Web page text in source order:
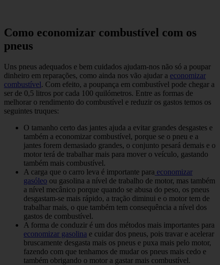
Como economizar combustível com os
pneus
Uns pneus adequados e bem cuidados ajudam-nos não só a poupar
dinheiro em reparações, como ainda nos vão ajudar a economizar
combustível. Com efeito, a poupança em combustível pode chegar a
ser de 0,5 litros por cada 100 quilómetros. Entre as formas de
melhorar o rendimento do combustível e reduzir os gastos temos os
seguintes truques:
O tamanho certo das jantes ajuda a evitar grandes desgastes e
também a economizar combustível, porque se o pneu e a
jantes forem demasiado grandes, o conjunto pesará demais e o
motor terá de trabalhar mais para mover o veículo, gastando
também mais combustível.
A carga que o carro leva é importante para economizar
gasóleo ou gasolina a nível de trabalho de motor, mas também
a nível mecânico porque quando se abusa do peso, os pneus
desgastam-se mais rápido, a tração diminui e o motor tem de
trabalhar mais, o que também tem consequência a nível dos
gastos de combustível.
A forma de conduzir é um dos métodos mais importantes para
economizar gasolina e cuidar dos pneus, pois travar e acelerar
bruscamente desgasta mais os pneus e puxa mais pelo motor,
fazendo com que tenhamos de mudar os pneus mais cedo e
também obrigando o motor a gastar mais combustível.